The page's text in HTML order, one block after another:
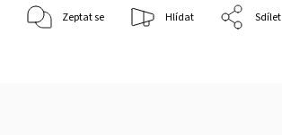
Zeptat se Hlídat Sdílet